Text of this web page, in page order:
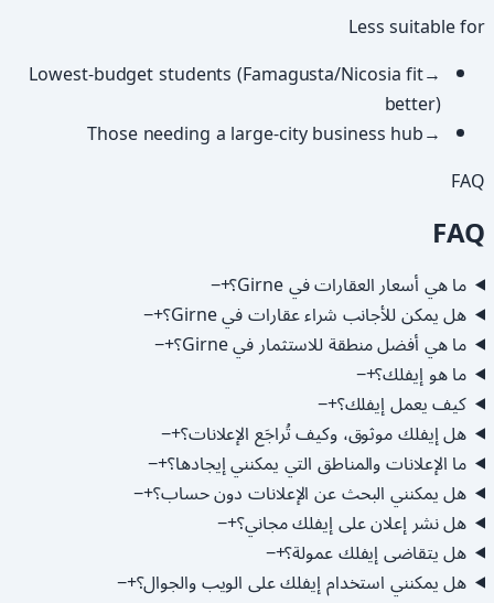
Less suitable for
→
Lowest-budget students (Famagusta/Nicosia fit
better)
→
Those needing a large-city business hub
FAQ
FAQ
ما هي أسعار العقارات في Girne؟ +
−
هل يمكن للأجانب شراء عقارات في Girne؟ +
−
ما هي أفضل منطقة للاستثمار في Girne؟ +
−
ما هو إيفلك؟+
−
كيف يعمل إيفلك؟+
−
هل إيفلك موثوق، وكيف تُراجَع الإعلانات؟+
−
ما الإعلانات والمناطق التي يمكنني إيجادها؟+
−
هل يمكنني البحث عن الإعلانات دون حساب؟+
−
هل نشر إعلان على إيفلك مجاني؟+
−
هل يتقاضى إيفلك عمولة؟+
−
هل يمكنني استخدام إيفلك على الويب والجوال؟+
−